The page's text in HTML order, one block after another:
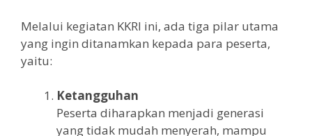
Melalui kegiatan KKRI ini, ada tiga pilar utama
yang ingin ditanamkan kepada para peserta,
yaitu:
Ketangguhan
Peserta diharapkan menjadi generasi
yang tidak mudah menyerah, mampu